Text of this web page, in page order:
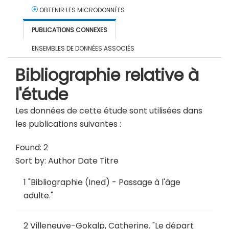
OBTENIR LES MICRODONNÉES
PUBLICATIONS CONNEXES
ENSEMBLES DE DONNÉES ASSOCIÉS
Bibliographie relative à
l'étude
Les données de cette étude sont utilisées dans
les publications suivantes :
Found: 2
Sort by: Author Date Titre
1 "Bibliographie (Ined) - Passage à l'âge
adulte."
2Villeneuve-Gokalp, Catherine. "Le départ